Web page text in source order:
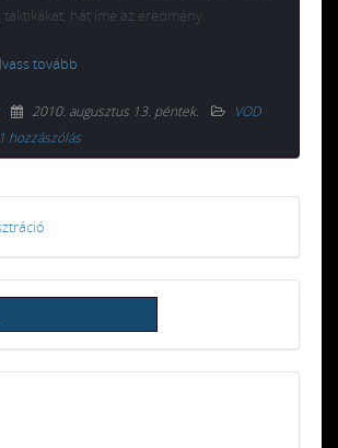
hát íme az eredmény.
tovább
2010. augusztus 13. péntek.
VOD
hozzászólás